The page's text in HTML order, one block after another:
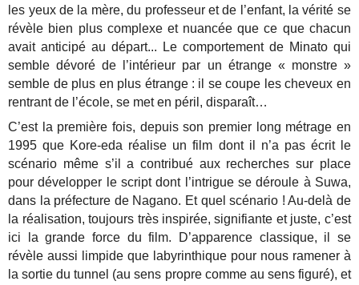
les yeux de la mère, du professeur et de l’enfant, la vérité se
révèle bien plus complexe et nuancée que ce que chacun
avait anticipé au départ... Le comportement de Minato qui
semble dévoré de l’intérieur par un étrange « monstre »
semble de plus en plus étrange : il se coupe les cheveux en
rentrant de l’école, se met en péril, disparaît…
C’est la première fois, depuis son premier long métrage en
1995 que Kore-eda réalise un film dont il n’a pas écrit le
scénario même s’il a contribué aux recherches sur place
pour développer le script dont l’intrigue se déroule à Suwa,
dans la préfecture de Nagano. Et quel scénario ! Au-delà de
la réalisation, toujours très inspirée, signifiante et juste, c’est
ici la grande force du film. D’apparence classique, il se
révèle aussi limpide que labyrinthique pour nous ramener à
la sortie du tunnel (au sens propre comme au sens figuré), et